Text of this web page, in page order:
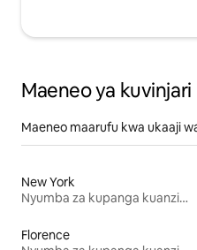
Maeneo ya kuvinjari
Maeneo maarufu kwa ukaaji
New York
Nyumba za kupanga kuanzia mwezi mmoja
Florence